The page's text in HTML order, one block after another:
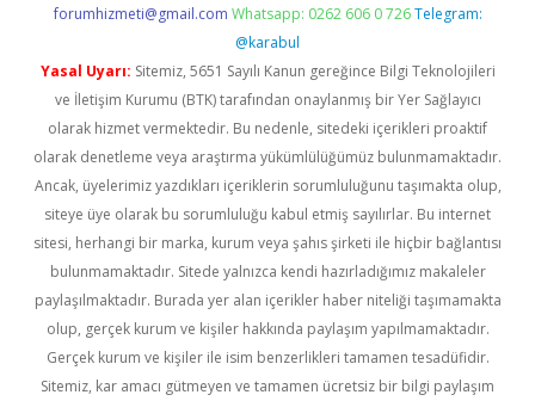
forumhizmeti@gmail.com Whatsapp: 0262 606 0 726 Telegram:
@karabul
Yasal Uyarı: Sitemiz, 5651 Sayılı Kanun gereğince Bilgi Teknolojileri
ve İletişim Kurumu (BTK) tarafından onaylanmış bir Yer Sağlayıcı
olarak hizmet vermektedir. Bu nedenle, sitedeki içerikleri proaktif
olarak denetleme veya araştırma yükümlülüğümüz bulunmamaktadır.
Ancak, üyelerimiz yazdıkları içeriklerin sorumluluğunu taşımakta olup,
siteye üye olarak bu sorumluluğu kabul etmiş sayılırlar. Bu internet
sitesi, herhangi bir marka, kurum veya şahıs şirketi ile hiçbir bağlantısı
bulunmamaktadır. Sitede yalnızca kendi hazırladığımız makaleler
paylaşılmaktadır. Burada yer alan içerikler haber niteliği taşımamakta
olup, gerçek kurum ve kişiler hakkında paylaşım yapılmamaktadır.
Gerçek kurum ve kişiler ile isim benzerlikleri tamamen tesadüfidir.
Sitemiz, kar amacı gütmeyen ve tamamen ücretsiz bir bilgi paylaşım